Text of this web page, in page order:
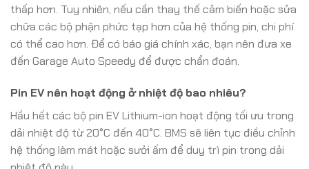
thấp hơn. Tuy nhiên, nếu cần thay thế cảm biến hoặc sửa
chữa các bộ phận phức tạp hơn của hệ thống pin, chi phí
có thể cao hơn. Để có báo giá chính xác, bạn nên đưa xe
đến Garage Auto Speedy để được chẩn đoán.
Pin EV nên hoạt động ở nhiệt độ bao nhiêu?
Hầu hết các bộ pin EV Lithium-ion hoạt động tối ưu trong
dải nhiệt độ từ 20°C đến 40°C. BMS sẽ liên tục điều chỉnh
hệ thống làm mát hoặc sưởi ấm để duy trì pin trong dải